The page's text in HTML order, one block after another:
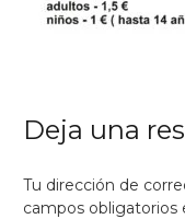
Deja una
Tu dirección de
campos obligatorios